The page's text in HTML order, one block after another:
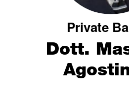
Private
Dott.